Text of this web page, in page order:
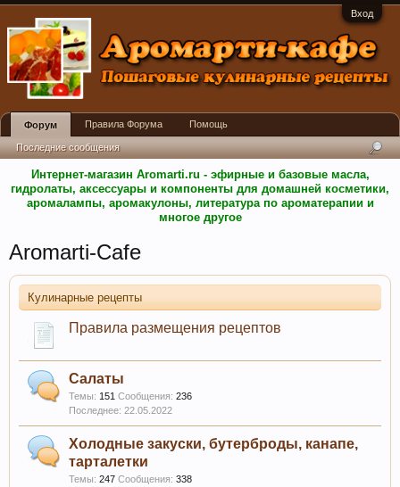
Вход
Интернет-магазин Aromarti.ru - эфирные и базовые масла,
гидролаты, аксессуары и компоненты для домашней косметики,
аромалампы, аромакулоны, литература по ароматерапии и
многое другое
Aromarti-Cafe
Кулинарные рецепты
Правила размещения рецептов
Салаты
Темы: 151 Сообщения: 236
22.05.2022
Холодные закуски, бутерброды, канапе,
тарталетки
Темы: 247 Сообщения: 338
Форум
Последние сообщения
Правила Форума Помощь